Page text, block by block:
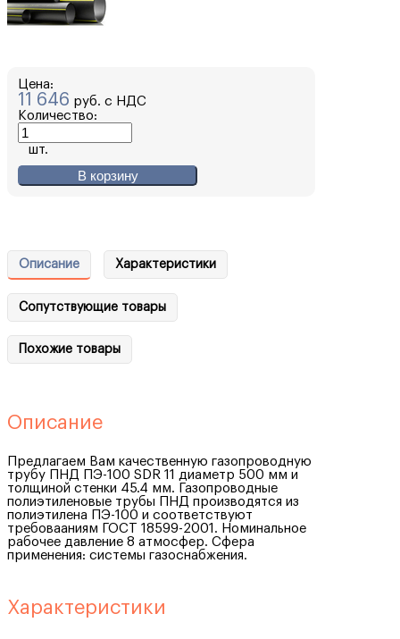
Цена:
11 646 руб. с НДС
Количество:
шт.
В корзину
Описание Характеристики
Сопутствующие товары
Похожие товары
Описание
Предлагаем Вам качественную газопроводную
трубу ПНД ПЭ-100 SDR 11 диаметр 500 мм и
толщиной стенки 45.4 мм. Газопроводные
полиэтиленовые трубы ПНД производятся из
полиэтилена ПЭ-100 и соответствуют
требовааниям ГОСТ 18599-2001. Номинальное
рабочее давление 8 атмосфер. Сфера
применения: системы газоснабжения.
Характеристики